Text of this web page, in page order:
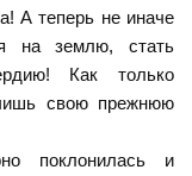
А теперь не иначе
на землю, стать
Как только
свою прежнюю
поклонилась и